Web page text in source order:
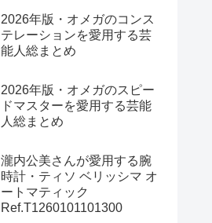
2026年版・オメガのコンス
テレーションを愛用する芸
能人総まとめ
2026年版・オメガのスピー
ドマスターを愛用する芸能
人総まとめ
瀧内公美さんが愛用する腕
時計・ティソ ベリッシマ オ
ートマティック
Ref.T1260101101300